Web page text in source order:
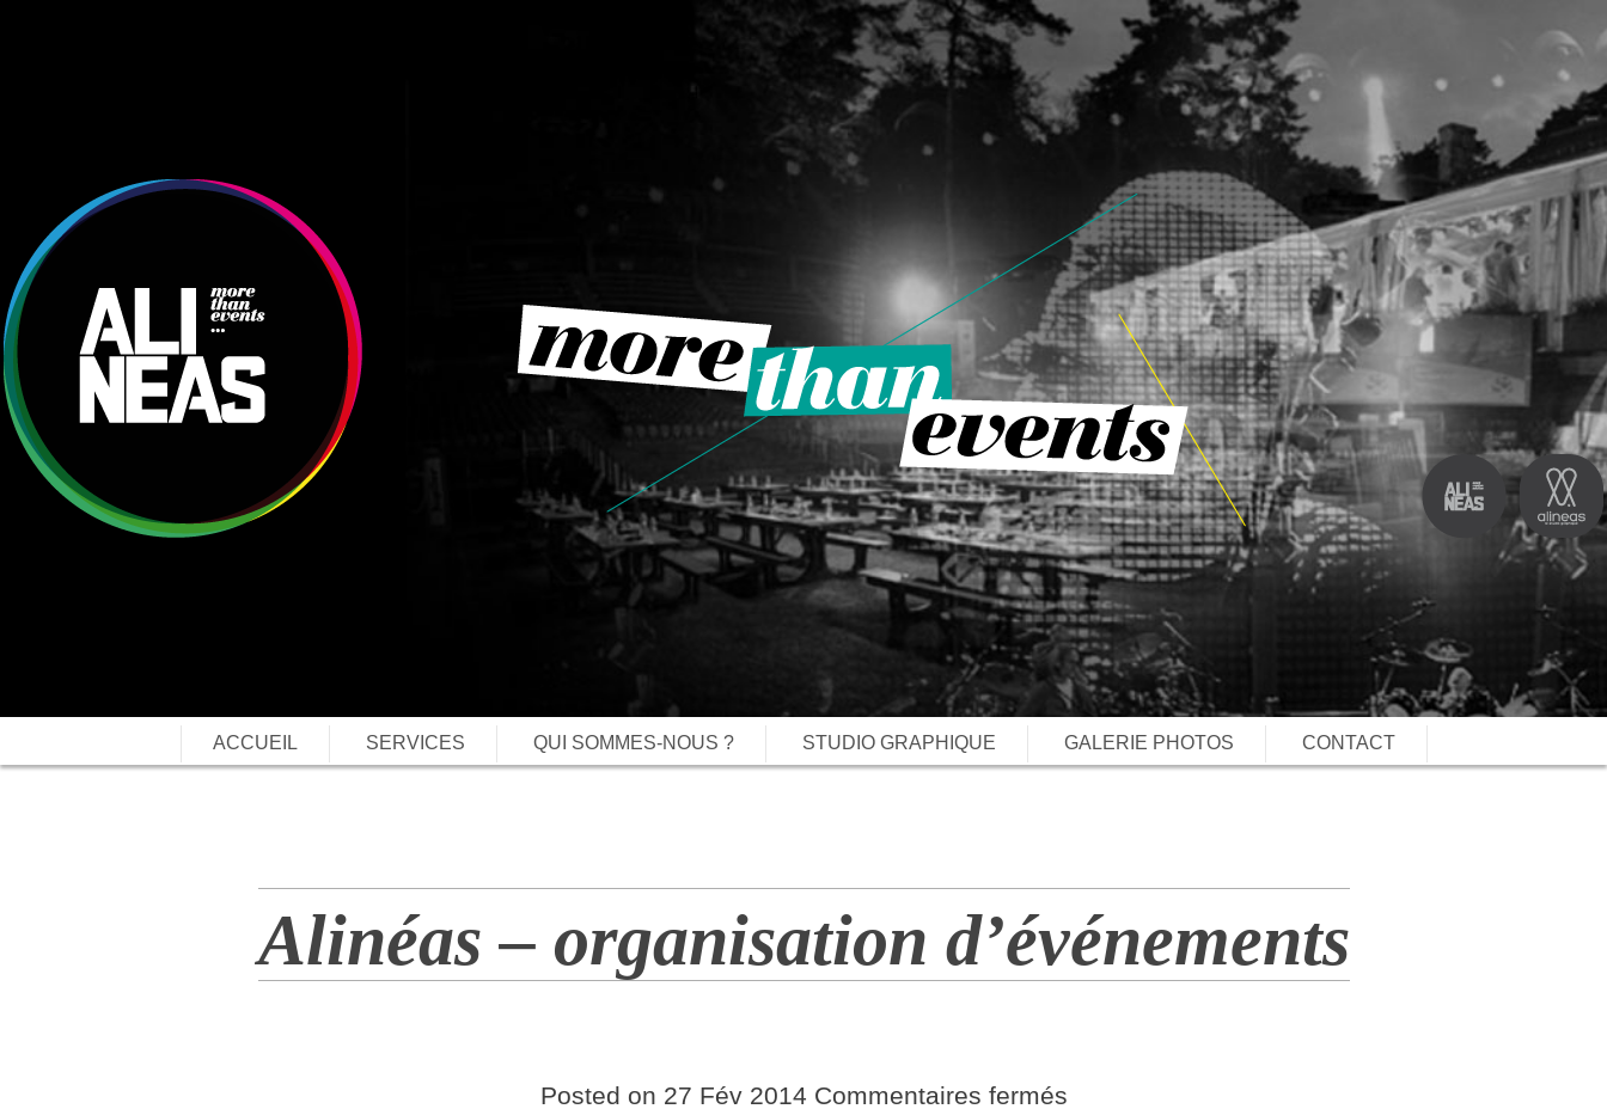
ACCUEIL SERVICES QUI SOMMES-NOUS ? STUDIO GRAPHIQUE GALERIE PHOTOS CONTACT
Alinéas – organisation d’événements
Posted on 27 Fév 2014 Commentaires ferméssur